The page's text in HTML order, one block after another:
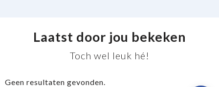
Laatst door jou bekeken
Toch wel leuk hé!
Geen resultaten gevonden.